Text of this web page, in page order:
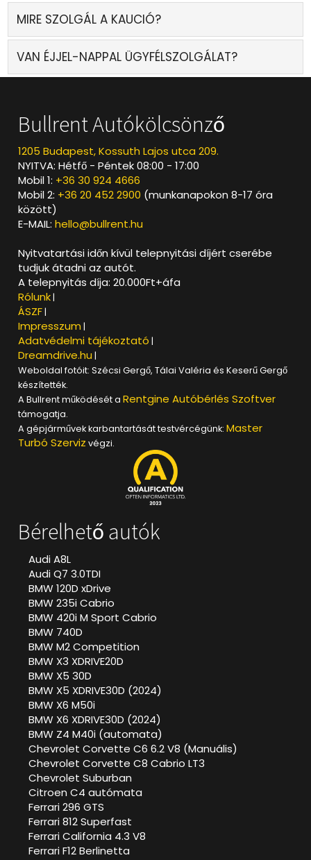
MIRE SZOLGÁL A KAUCIÓ?
VAN ÉJJEL-NAPPAL ÜGYFÉLSZOLGÁLAT?
Bullrent Autókölcsönző
1205 Budapest, Kossuth Lajos utca 209.
NYITVA: Hétfő - Péntek 08:00 - 17:00
Mobil 1: +36 30 924 4666
Mobil 2: +36 20 452 2900 (munkanapokon 8-17 óra
között)
E-MAIL:hello@bullrent.hu
Nyitvatartási időn kívül telepnyitási díjért cserébe
tudjuk átadni az autót.
A telepnyitás díja: 20.000Ft+áfa
Rólunk |
ÁSZF |
Impresszum |
Adatvédelmi tájékoztató |
Dreamdrive.hu |
Weboldal fotóit: Szécsi Gergő, Tálai Valéria és Keserű Gergő
készítették.
A Bullrent működését aRentgine Autóbérlés Szoftver
támogatja.
A gépjárművek karbantartását testvércégünk:Master
Turbó Szerviz végzi.
Bérelhető autók
Audi A8L
Audi Q7 3.0TDI
BMW 120D xDrive
BMW 235i Cabrio
BMW 420i M Sport Cabrio
BMW 740D
BMW M2 Competition
BMW X3 XDRIVE20D
BMW X5 30D
BMW X5 XDRIVE30D (2024)
BMW X6 M50i
BMW X6 XDRIVE30D (2024)
BMW Z4 M40i (automata)
Chevrolet Corvette C6 6.2 V8 (Manuális)
Chevrolet Corvette C8 Cabrio LT3
Chevrolet Suburban
Citroen C4 autómata
Ferrari 296 GTS
Ferrari 812 Superfast
Ferrari California 4.3 V8
Ferrari F12 Berlinetta